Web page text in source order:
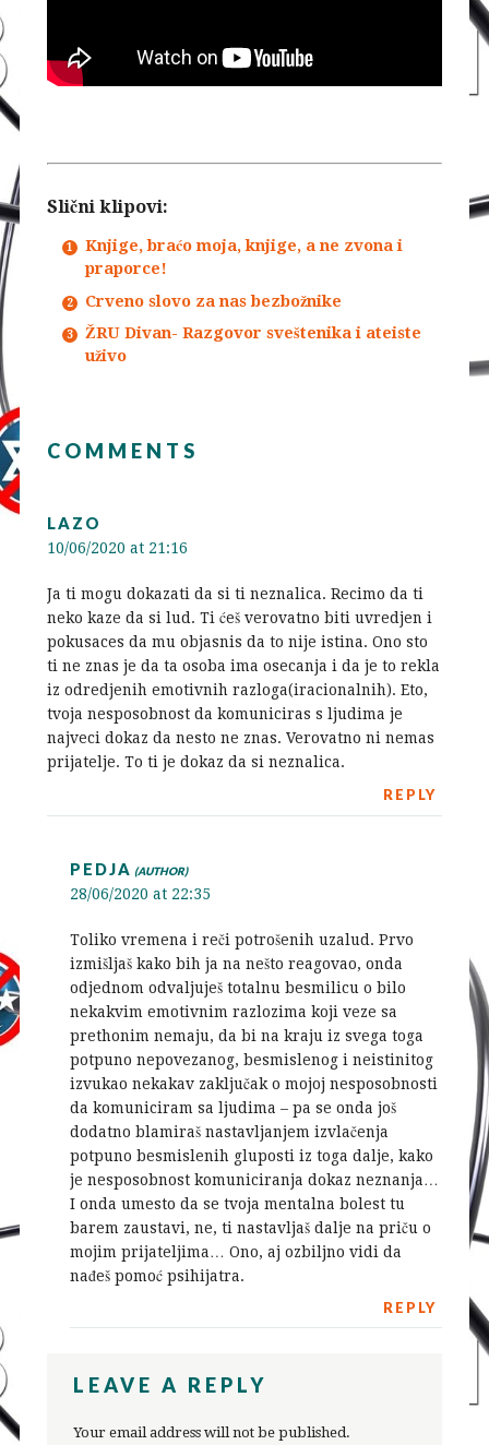
Slični klipovi:
Knjige, braćo moja, knjige, a ne zvona i
praporce!
Crveno slovo za nas bezbožnike
ŽRU Divan- Razgovor sveštenika i ateiste
uživo
COMMENTS
LAZO
10/06/2020 at 21:16
Ja ti mogu dokazati da si ti neznalica. Recimo da ti
neko kaze da si lud. Ti ćeš verovatno biti uvredjen i
pokusaces da mu objasnis da to nije istina. Ono sto
ti ne znas je da ta osoba ima osecanja i da je to rekla
iz odredjenih emotivnih razloga(iracionalnih). Eto,
tvoja nesposobnost da komuniciras s ljudima je
najveci dokaz da nesto ne znas. Verovatno ni nemas
prijatelje. To ti je dokaz da si neznalica.
REPLY
PEDJA
28/06/2020 at 22:35
Toliko vremena i reči potrošenih uzalud. Prvo
izmišljaš kako bih ja na nešto reagovao, onda
odjednom odvaljuješ totalnu besmilicu o bilo
nekakvim emotivnim razlozima koji veze sa
prethonim nemaju, da bi na kraju iz svega toga
potpuno nepovezanog, besmislenog i neistinitog
izvukao nekakav zaključak o mojoj nesposobnosti
da komuniciram sa ljudima – pa se onda još
dodatno blamiraš nastavljanjem izvlačenja
potpuno besmislenih gluposti iz toga dalje, kako
je nesposobnost komuniciranja dokaz neznanja…
I onda umesto da se tvoja mentalna bolest tu
barem zaustavi, ne, ti nastavljaš dalje na priču o
mojim prijateljima… Ono, aj ozbiljno vidi da
nađeš pomoć psihijatra.
REPLY
LEAVE A REPLY
Your email address will not be published.